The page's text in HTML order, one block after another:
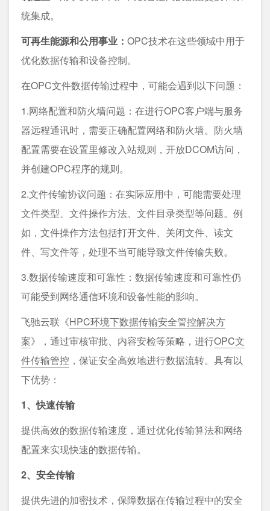
统集成。
可再生能源和公用事业： OPC技术在这些领域中用于
优化数据传输和设备控制。
在OPC文件数据传输过程中，可能会遇到以下问题：
1.网络配置和防火墙问题：在进行OPC客户端与服务
器远程通讯时，需要正确配置网络和防火墙。防火墙
配置需要在设置里修改入站规则，开放DCOM访问，
并创建OPC程序的规则。
2.文件传输协议问题：在实际应用中，可能需要处理
文件类型、文件操作方法、文件目录类型等问题。例
如，文件操作方法包括打开文件、关闭文件、读文
件、写文件等，处理不当可能导致文件传输失败。
3.数据传输速度和可靠性：数据传输速度和可靠性仍
可能受到网络通信环境和设备性能的影响。
飞驰云联《HPC环境下数据传输安全管控解决⽅
案》，通过审核审批、内容安检等策略，进行OPC文
件传输管控 ，保证安全高效地进行数据流转。具有以
下优势：
1、快速传输
提供高效的数据传输速度，通过优化传输算法和网络
配置来实现快速的数据传输。
2、安全传输
提供先进的加密技术，保障数据在传输过程中的安全